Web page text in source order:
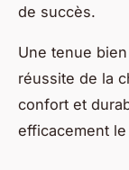
de succès.
Une tenue
réussite de la
confort et
efficacement